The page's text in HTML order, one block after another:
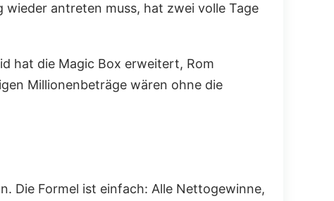
wieder antreten muss, hat zwei volle Tage
hat die Magic Box erweitert, Rom
Millionenbeträge wären ohne die
Die Formel ist einfach: Alle Nettogewinne,